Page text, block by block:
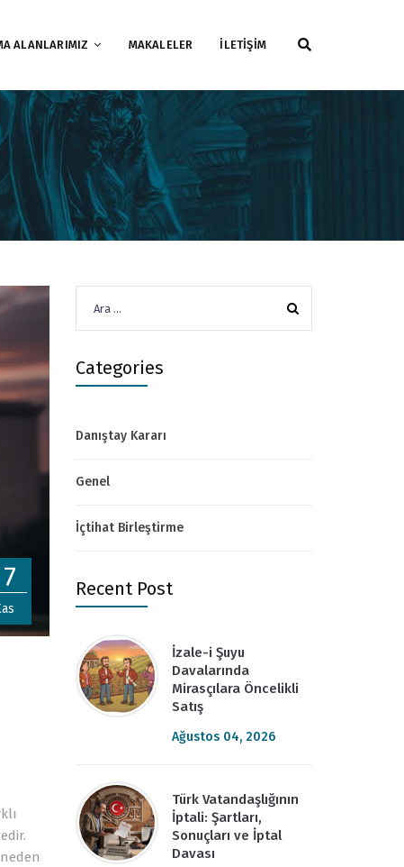
ALANLARIMIZ MAKALELER İLETİŞİM
Categories
Danıştay Kararı
Genel
İçtihat Birleştirme
Recent Post
İzale-i Şuyu
Davalarında
Mirasçılara Öncelikli
Satış
Ağustos 04, 2026
Türk Vatandaşlığının
İptali: Şartları,
Sonuçları ve İptal
Davası